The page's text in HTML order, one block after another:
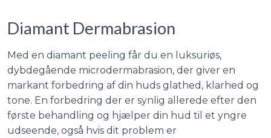
​Diamant Dermabrasion
Med en diamant peeling får du en luksuriøs,
dybdegående microdermabrasion, der giver en
markant forbedring af din huds glathed, klarhed og
tone. En forbedring der er synlig allerede efter den
første behandling og hjælper din hud til et yngre
udseende, også hvis dit problem er